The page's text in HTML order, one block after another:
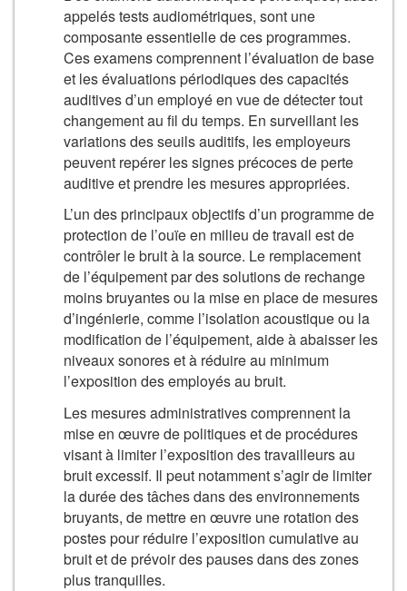
appelés tests audiométriques, sont une
composante essentielle de ces programmes.
Ces examens comprennent l’évaluation de base
et les évaluations périodiques des capacités
auditives d’un employé en vue de détecter tout
changement au fil du temps. En surveillant les
variations des seuils auditifs, les employeurs
peuvent repérer les signes précoces de perte
auditive et prendre les mesures appropriées.
L’un des principaux objectifs d’un programme de
protection de l’ouïe en milieu de travail est de
contrôler le bruit à la source. Le remplacement
de l’équipement par des solutions de rechange
moins bruyantes ou la mise en place de mesures
d’ingénierie, comme l’isolation acoustique ou la
modification de l’équipement, aide à abaisser les
niveaux sonores et à réduire au minimum
l’exposition des employés au bruit.
Les mesures administratives comprennent la
mise en œuvre de politiques et de procédures
visant à limiter l’exposition des travailleurs au
bruit excessif. Il peut notamment s’agir de limiter
la durée des tâches dans des environnements
bruyants, de mettre en œuvre une rotation des
postes pour réduire l’exposition cumulative au
bruit et de prévoir des pauses dans des zones
plus tranquilles.